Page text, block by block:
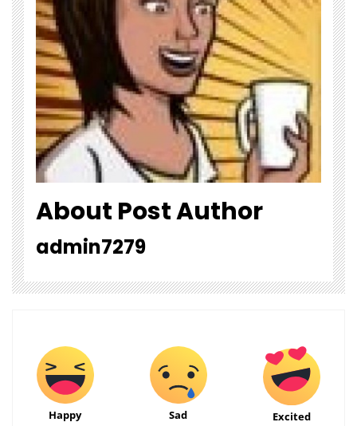
About Post Author
admin7279
Happy Sad Excited